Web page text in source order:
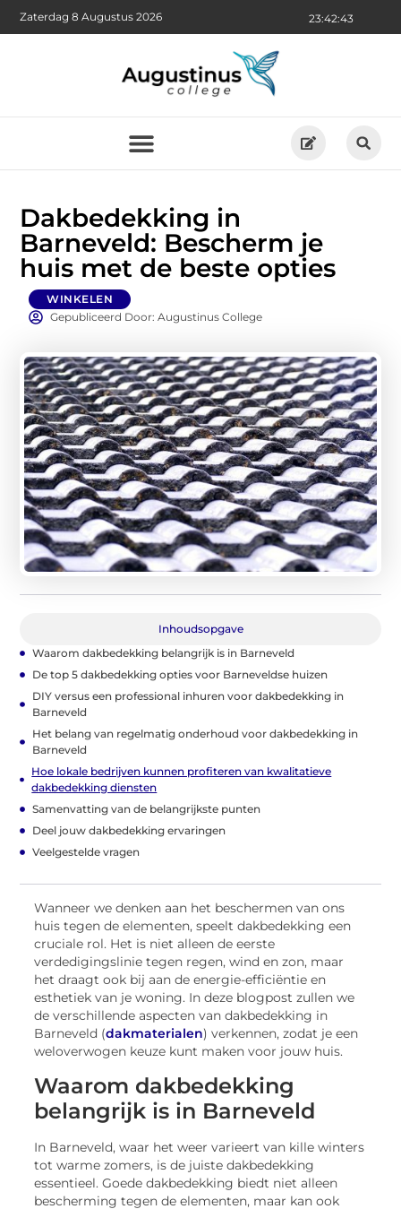
23:42:44
Zaterdag 8 Augustus 2026
Dakbedekking in
Barneveld: Bescherm je
huis met de beste opties
WINKELEN
Gepubliceerd Door: Augustinus College
Inhoudsopgave
Waarom dakbedekking belangrijk is in Barneveld
De top 5 dakbedekking opties voor Barneveldse huizen
DIY versus een professional inhuren voor dakbedekking in
Barneveld
Het belang van regelmatig onderhoud voor dakbedekking in
Barneveld
Hoe lokale bedrijven kunnen profiteren van kwalitatieve
dakbedekking diensten
Samenvatting van de belangrijkste punten
Deel jouw dakbedekking ervaringen
Veelgestelde vragen
Wanneer we denken aan het beschermen van ons
huis tegen de elementen, speelt dakbedekking een
cruciale rol. Het is niet alleen de eerste
verdedigingslinie tegen regen, wind en zon, maar
het draagt ook bij aan de energie-efficiëntie en
esthetiek van je woning. In deze blogpost zullen we
de verschillende aspecten van dakbedekking in
Barneveld (dakmaterialen) verkennen, zodat je een
weloverwogen keuze kunt maken voor jouw huis.
Waarom dakbedekking
belangrijk is in Barneveld
In Barneveld, waar het weer varieert van kille winters
tot warme zomers, is de juiste dakbedekking
essentieel. Goede dakbedekking biedt niet alleen
bescherming tegen de elementen, maar kan ook